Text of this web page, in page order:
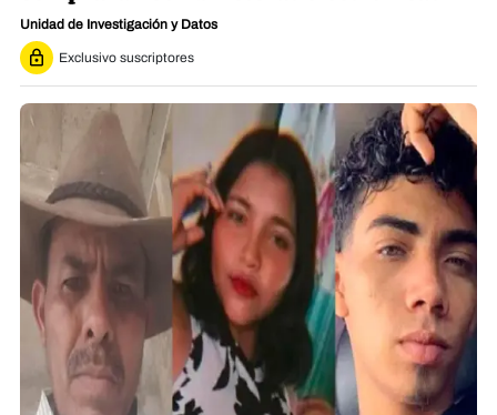
Unidad de Investigación y Datos
Exclusivo suscriptores